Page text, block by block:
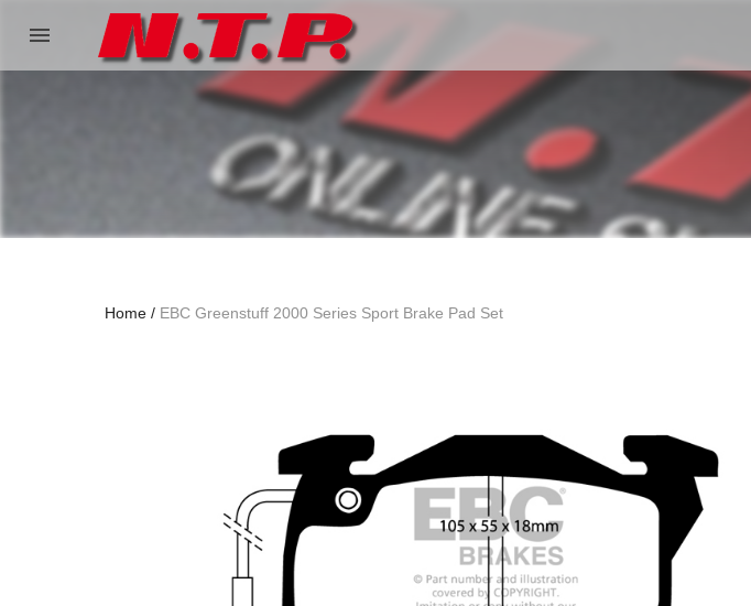
menu
Home EBC Greenstuff 2000 Series Sport Brake Pad Set